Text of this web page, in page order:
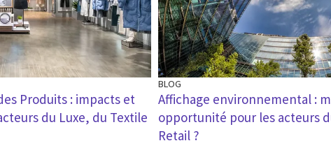
Produits : impacts et
du Luxe, du Textile
BLOG
Affichage environnemental :
opportunité pour les acteurs
Retail ?